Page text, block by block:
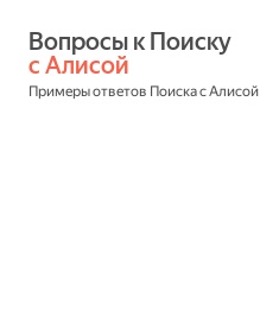
с Алисой
Примеры ответов Поиска с Алисой